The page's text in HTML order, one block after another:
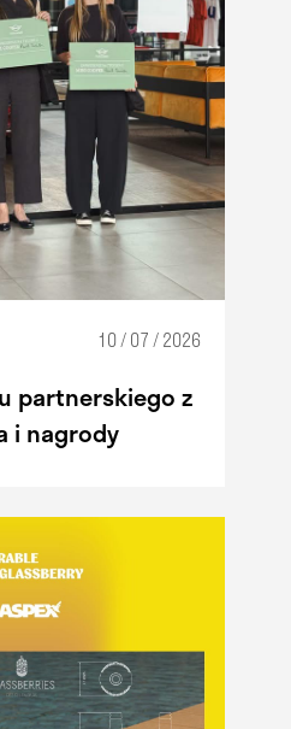
10 / 07 / 2026
partnerskiego z
i nagrody